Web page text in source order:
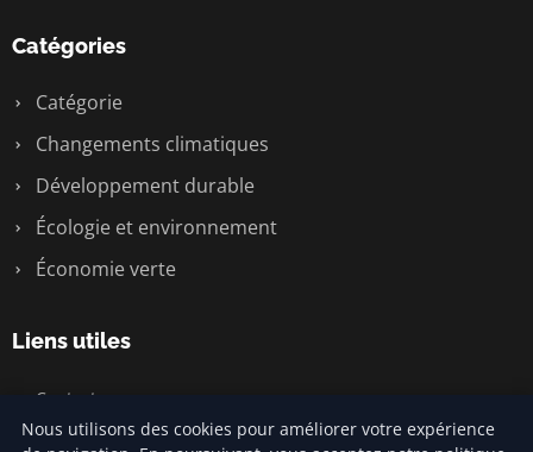
Catégories
Catégorie
Changements climatiques
Développement durable
Écologie et environnement
Économie verte
Liens utiles
Contact
Nous utilisons des cookies pour améliorer votre expérience